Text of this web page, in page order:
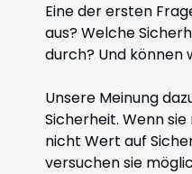
Eine der ersten
aus? Welche
durch? Und können
Unsere Meinung
Sicherheit. Wenn
nicht Wert auf
versuchen sie